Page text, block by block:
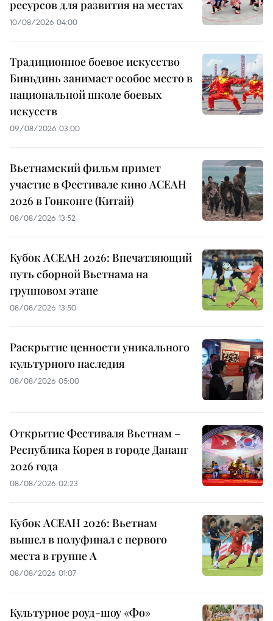
ресурсов для развития на местах
10/08/2026 04:00
Традиционное боевое искусство
Биньдинь занимает особое место в
национальной школе боевых
искусств
09/08/2026 03:00
Вьетнамский фильм примет
участие в Фестивале кино АСЕАН
2026 в Гонконге (Китай)
08/08/2026 13:52
Кубок АСЕАН 2026: Впечатляющий
путь сборной Вьетнама на
групповом этапе
08/08/2026 13:50
Раскрытие ценности уникального
культурного наследия
08/08/2026 05:00
Открытие Фестиваля Вьетнам –
Республика Корея в городе Дананг
2026 года
08/08/2026 02:23
Кубок АСЕАН 2026: Вьетнам
вышел в полуфинал с первого
места в группе A
08/08/2026 01:07
Культурное роуд-шоу «Фо»